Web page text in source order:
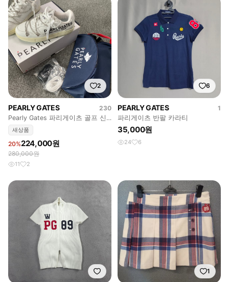
2
PEARLY GATES
230
Pearly Gates 파리게이츠 골프 신
발 230 (새상품) 택 있음
새상품
20%224,000원
280,000원
11 2
6
PEARLY GATES
1
파리게이츠 반팔 카라티
35,000원
24 6
1